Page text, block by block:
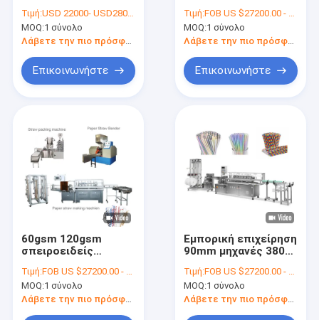
Προϊόντα
Περίπου εμείς
Γύρος εργοστασίων
Ποιοτικός έλεγχος
ταχύτητας 15kw
60m/Min για το
κύπελλο εγγράφου
Τιμή:USD 22000- USD28000 / set
MOQ:1 σύνολο
Λάβετε την πιο πρόσφατη τιμή
Επικοινωνήστε
τη μηχανή για να
κάνει τα άχυρα
εγγράφου
Τιμή:FOB US $27200.00 - 27300.00 / Set
MOQ:1 σύνολο
Λάβετε την πιο πρόσφατη τιμή
Επικοινωνήστε
60gsm 120gsm
σπειροειδείς
εγγράφου πληγών
εύκαμπτες για
Τιμή:FOB US $27200.00 - 27300.00 / Set
MOQ:1 σύνολο
Λάβετε την πιο πρόσφατη τιμή
Εμπορική επιχείρηση
90mm μηχανές 380V
μήκους
Τιμή:FOB US $27200.00 - 27300.00 / Set
MOQ:1 σύνολο
Λάβετε την πιο πρόσφατη τιμή